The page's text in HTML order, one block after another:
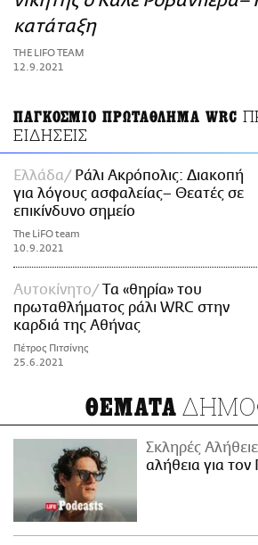
ΑΜΠΑ
PRINT
κατάταξη
THE LIFO TEAM
12.9.2021
ΠΑΓΚΟΣΜΙΟ ΠΡΩΤΑΘΛΗΜΑ WRC
ΕΙΔΗΣΕΙΣ
Ελλάδα
Ράλι Ακρόπολις: Διακοπή
για λόγους ασφαλείας– Θεατές σε
επικίνδυνο σημείο
The LiFO team
10.9.2021
Αυτοκίνητο
Tα «θηρία» του
πρωταθλήματος ράλι WRC στην
καρδιά της Αθήνας
Πέτρος Πιτσίνης
25.6.2021
ΘΕΜΑΤΑ
Σκληρές
αλήθεια για